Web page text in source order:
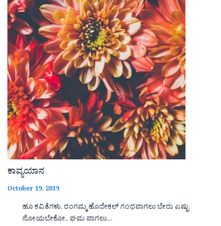
ಕಾವ್ಯಯಾನ
October 19, 2019
ಹೂ ಕವಿತೆಗಳು. ರಂಗಮ್ಮ ಹೊದೇಕಲ್ ಗಂಧವಾಗಲು ಬೇರು ಎಷ್ಟು
ನೋಯಬೇಕೋ.. ಘಮ ವಾಗಲು…